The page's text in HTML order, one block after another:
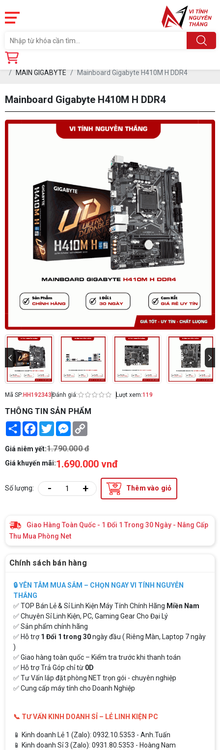
Trang chủ
MAIN GIGABYTE
Mainboard Gigabyte H410M H DDR4
Mainboard Gigabyte H410M H DDR4
Mã SP: HH192343Đánh giá: Lượt xem:119
THÔNG TIN SẢN PHẨM
Share Facebook
TwitterMessenger
Giá niêm yết:1.790.000 đ
Giá khuyến mãi:1.690.000 vnđ
Số lượng: - + Thêm vào giỏ
Giao Hàng Toàn Quốc - 1 Đổi 1 Trong 30 Ngày - Nâng Cấp
Thu Mua Phòng Net
Chính sách bán hàng
🔒 YÊN TÂM MUA SẮM – CHỌN NGAY VI TÍNH NGUYỄN
THẮNG
✅ TOP Bán Lẻ & Sỉ Linh Kiện Máy Tính Chính Hãng Miền Nam
✅ Chuyên Sỉ Linh Kiện, PC, Gaming Gear Cho Đại Lý
✅ Sản phẩm chính hãng
✅ Hỗ trợ1 Đổi 1 trong 30ngày đầu ( Riêng Màn, Laptop 7 ngày
)
✅ Giao hàng toàn quốc – Kiểm tra trước khi thanh toán
✅ Hỗ trợ Trả Góp chỉ từ 0D
✅ Tư Vấn lắp đặt phòng NET trọn gói - chuyên nghiệp
✅ Cung cấp máy tính cho Doanh Nghiệp
📞 TƯ VẤN KINH DOANH SỈ – LẺ LINH KIỆN PC
📱 Kinh doanh Lẻ 1 (Zalo): 0932.10.5353 - Anh.Tuấn
📱 Kinh doanh Sỉ 3 (Zalo): 0931.80.5353 - Hoàng Nam